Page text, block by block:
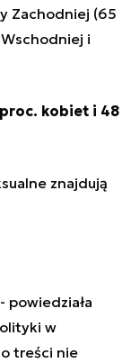
Zachodniej (65
i
kobiet i 48
znajdują
powiedziała
w
treści nie